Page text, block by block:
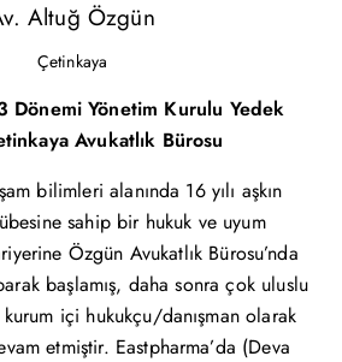
Altuğ Özgün
Çetinkaya
Dönemi Yönetim Kurulu Yedek
Avukatlık Bürosu
bilimleri alanında 16 yılı aşkın
sahip bir hukuk ve uyum
Özgün Avukatlık Bürosu’nda
başlamış, daha sonra çok uluslu
içi hukukçu/danışman olarak
etmiştir. Eastpharma’da (Deva